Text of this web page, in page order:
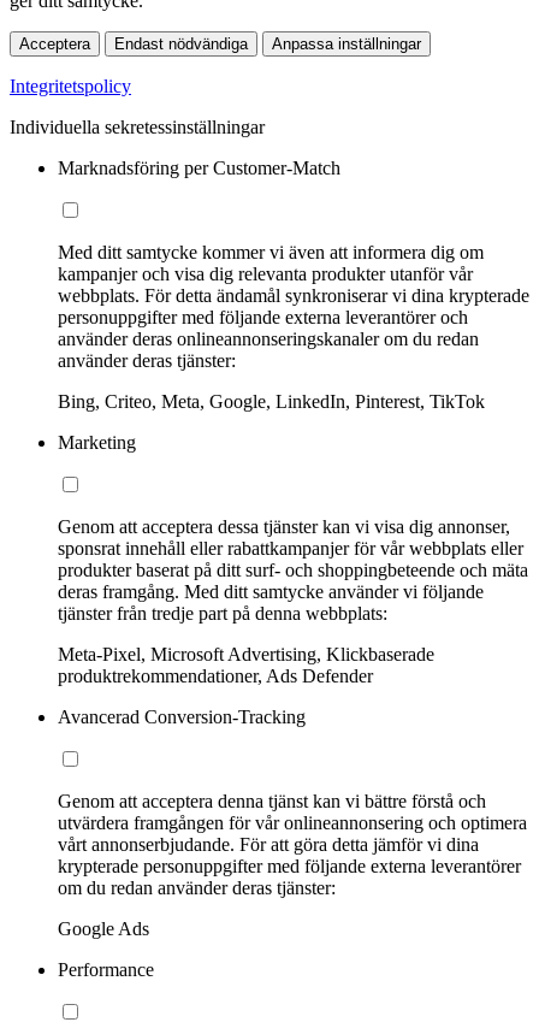
Acceptera Endast nödvändiga Anpassa inställningar
Integritetspolicy
Individuella sekretessinställningar
Marknadsföring per Customer-Match
Med ditt samtycke kommer vi även att informera dig om
kampanjer och visa dig relevanta produkter utanför vår
webbplats. För detta ändamål synkroniserar vi dina krypterade
personuppgifter med följande externa leverantörer och
använder deras onlineannonseringskanaler om du redan
använder deras tjänster:
Bing, Criteo, Meta, Google, LinkedIn, Pinterest, TikTok
Marketing
Genom att acceptera dessa tjänster kan vi visa dig annonser,
sponsrat innehåll eller rabattkampanjer för vår webbplats eller
produkter baserat på ditt surf- och shoppingbeteende och mäta
deras framgång. Med ditt samtycke använder vi följande
tjänster från tredje part på denna webbplats:
Meta-Pixel, Microsoft Advertising, Klickbaserade
produktrekommendationer, Ads Defender
Avancerad Conversion-Tracking
Genom att acceptera denna tjänst kan vi bättre förstå och
utvärdera framgången för vår onlineannonsering och optimera
vårt annonserbjudande. För att göra detta jämför vi dina
krypterade personuppgifter med följande externa leverantörer
om du redan använder deras tjänster:
Google Ads
Performance